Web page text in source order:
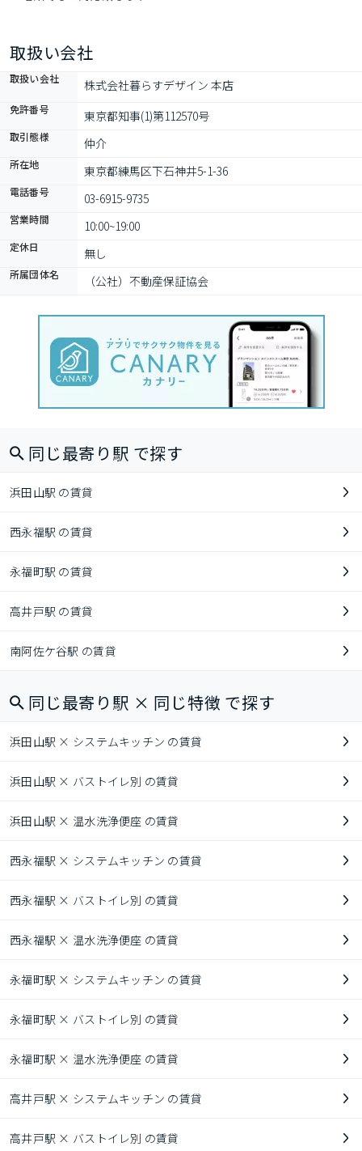
取扱い会社
取扱い会社 株式会社暮らすデザイン 本店
免許番号 東京都知事(1)第112570号
取引態様 仲介
所在地 東京都練馬区下石神井5-1-36
電話番号 03-6915-9735
営業時間 10:00~19:00
定休日 無し
所属団体名 （公社）不動産保証協会
同じ最寄り駅 で探す
浜田山駅 の賃貸
西永福駅 の賃貸
永福町駅 の賃貸
高井戸駅 の賃貸
南阿佐ケ谷駅 の賃貸
同じ最寄り駅 × 同じ特徴 で探す
浜田山駅 × システムキッチン の賃貸
浜田山駅 × バストイレ別 の賃貸
浜田山駅 × 温水洗浄便座 の賃貸
西永福駅 × システムキッチン の賃貸
西永福駅 × バストイレ別 の賃貸
西永福駅 × 温水洗浄便座 の賃貸
永福町駅 × システムキッチン の賃貸
永福町駅 × バストイレ別 の賃貸
永福町駅 × 温水洗浄便座 の賃貸
高井戸駅 × システムキッチン の賃貸
高井戸駅 × バストイレ別 の賃貸